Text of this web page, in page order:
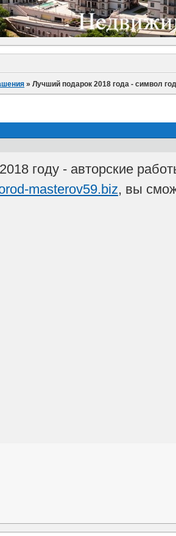
»Лучший подарок 2018 года - символ
году - авторские
masterov59.biz, вы